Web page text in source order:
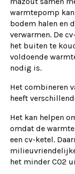
warmtepomp
bodem halen en
verwarmen. De
het buiten te
voldoende
nodig is.
Het combineren
heeft
Het kan helpen
omdat de
een cv-ketel.
het minder CO2